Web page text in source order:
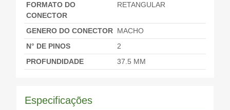
FORMATO DO
CONECTOR
RETANGULAR
GENERO DO CONECTOR MACHO
N° DE PINOS
2
PROFUNDIDADE
37.5 MM
Especificações